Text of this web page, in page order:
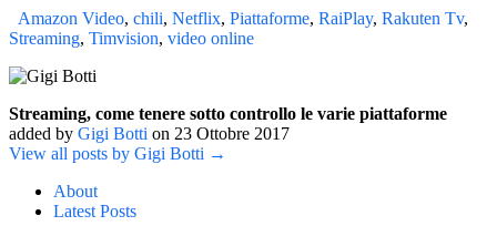
Amazon Video, chili, Netflix, Piattaforme, RaiPlay, Rakuten Tv,
Streaming, Timvision, video online
Streaming, come tenere sotto controllo le varie piattaforme
added by Gigi Botti on 23 Ottobre 2017
View all posts by Gigi Botti →
About
Latest Posts